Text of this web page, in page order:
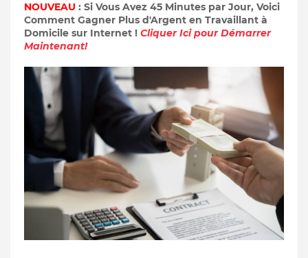
NOUVEAU : Si Vous Avez 45 Minutes par Jour, Voici
Comment Gagner Plus d'Argent en Travaillant à
Domicile sur Internet ! Cliquer Ici pour Démarrer
Maintenant!